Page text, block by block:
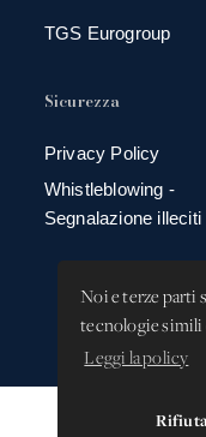
Noi e terze parti
tecnologie simili
Leggi la policy
TGS Eurogroup
Sicurezza
Privacy Policy
Whistleblowing -
Segnalazione illeciti